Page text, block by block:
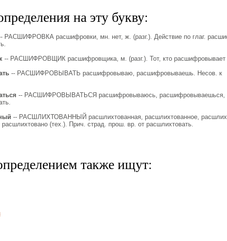
на эту букву:
РАСШИФРОВКА расшифровки, мн. нет, ж. (разг.). Действие по глаг.
-- РАСШИФРОВЩИК расшифровщика, м. (разг.). Тот, кто расшифровывает
-- РАСШИФРОВЫВАТЬ расшифровываю, расшифровываешь. Несов. к
-- РАСШИФРОВЫВАТЬСЯ расшифровываюсь, расшифровываешься,
-- РАСШЛИХТОВАННЫЙ расшлихтованная, расшлихтованное,
(тех.). Прич. страд. прош. вр. от расшлихтовать.
также ищут: